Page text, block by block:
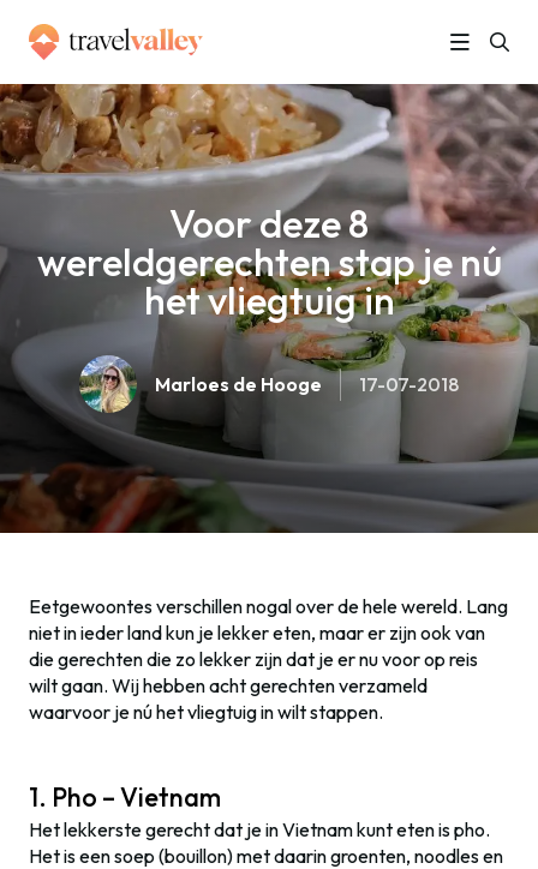
Home » Voor deze 8 wereldgerechten stap je nú het vliegtuig in
Voor deze 8
wereldgerechten stap je nú
het vliegtuig in
Marloes de Hooge 17-07-2018
Eetgewoontes verschillen nogal over de hele wereld. Lang
niet in ieder land kun je lekker eten, maar er zijn ook van
die gerechten die zo lekker zijn dat je er nu voor op reis
wilt gaan. Wij hebben acht gerechten verzameld
waarvoor je nú het vliegtuig in wilt stappen.
1. Pho – Vietnam
Het lekkerste gerecht dat je in Vietnam kunt eten is pho.
Het is een soep (bouillon) met daarin groenten, noodles en